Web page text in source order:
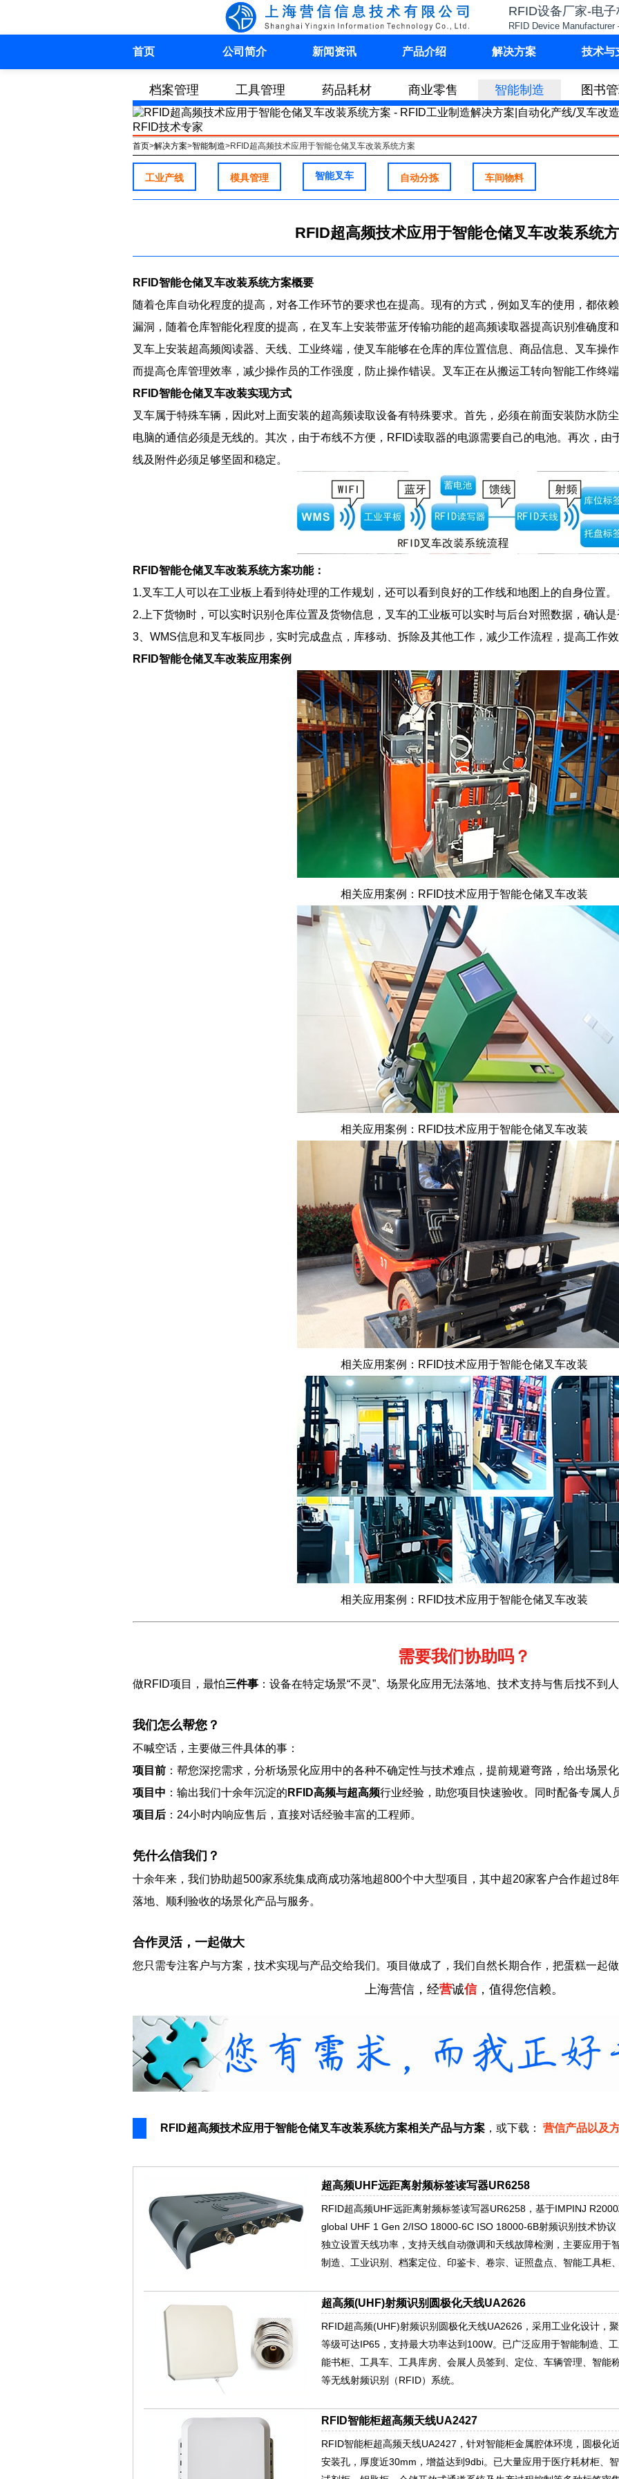
RFID设备厂家-电
RFID Device Manufacturer
首页 公司简介 新闻资讯 产品介绍 解决方案 技术与
档案管理 工具管理 药品耗材 商业零售 智能制造
图书
其他行业
首页>解决方案>智能制造>RFID超高频技术应用于智能仓储叉车改装系统方案
工业产线 模具管理 智能叉车 自动分拣 车间物料
RFID超高频技术应用于智能仓储叉车改装系统
RFID智能仓储叉车改装系统方案概要
随着仓库自动化程度的提高，对各工作环节的要求也在提高。现有的方式，例如叉车的使用，都依
漏洞，随着仓库智能化程度的提高，在叉车上安装带蓝牙传输功能的超高频读取器提高识别准确度
叉车上安装超高频阅读器、天线、工业终端，使叉车能够在仓库的库位置信息、商品信息、叉车操
而提高仓库管理效率，减少操作员的工作强度，防止操作错误。叉车正在从搬运工转向智能工作终
RFID智能仓储叉车改装实现方式
叉车属于特殊车辆，因此对上面安装的超高频读取设备有特殊要求。首先，必须在前面安装防水防
电脑的通信必须是无线的。其次，由于布线不方便，RFID读取器的电源需要自己的电池。再次，由
线及附件必须足够坚固和稳定。
RFID智能仓储叉车改装系统方案功能：
1.叉车工人可以在工业板上看到待处理的工作规划，还可以看到良好的工作线和地图上的自身位置。
2.上下货物时，可以实时识别仓库位置及货物信息，叉车的工业板可以实时与后台对照数据，确认
3、WMS信息和叉车板同步，实时完成盘点，库移动、拆除及其他工作，减少工作流程，提高工作
RFID智能仓储叉车改装应用案例
相关应用案例：RFID技术应用于智能仓储叉车改装
相关应用案例：RFID技术应用于智能仓储叉车改装
相关应用案例：RFID技术应用于智能仓储叉车改装
相关应用案例：RFID技术应用于智能仓储叉车改装
需要我们协助吗？
做RFID项目，最怕三件事 ：设备在特定场景“不灵”、场景化应用无法落地、技术支持与售后找不到
我们怎么帮您？
不喊空话，主要做三件具体的事：
项目前 ：帮您深挖需求，分析场景化应用中的各种不确定性与技术难点，提前规避弯路，给出场景
项目中 ：输出我们十余年沉淀的 RFID高频与超高频行业经验，助您项目快速验收。同时配备专属人
项目后 ：24小时内响应售后，直接对话经验丰富的工程师。
凭什么信我们？
十余年来，我们协助超500家系统集成商成功落地超800个中大型项目，其中超20家客户合作超过8
落地、顺利验收的场景化产品与服务。
合作灵活，一起做大
您只需专注客户与方案，技术实现与产品交给我们。项目做成了，我们自然长期合作，把蛋糕一起
上海营信，经营诚信，值得您信赖。
RFID超高频技术应用于智能仓储叉车改装系统方案相关产品与方案 ，或下载： 营信产品以及
超高频UHF远距离射频标签读写器UR6258
RFID超高频UHF远距离射频标签读写器UR6258，基于IMPINJ
global UHF 1 Gen 2/ISO 18000-6C ISO 18000-6B射频识别技术协
独立设置天线功率，支持天线自动微调和天线故障检测，主要应用于
制造、工业识别、档案定位、印鉴卡、卷宗、证照盘点、智能工具柜
超高频(UHF)射频识别圆极化天线UA2626
RFID超高频(UHF)射频识别圆极化天线UA2626，采用工业化设计，
等级可达IP65，支持最大功率达到100W。已广泛应用于智能制造、
能书柜、工具车、工具库房、会展人员签到、定位、车辆管理、智能
等无线射频识别（RFID）系统。
RFID智能柜超高频天线UA2427
RFID智能柜超高频天线UA2427，针对智能柜金属腔体环境，圆极化
安装孔，厚度近30mm，增益达到9dbi。已大量应用于医疗耗材柜、